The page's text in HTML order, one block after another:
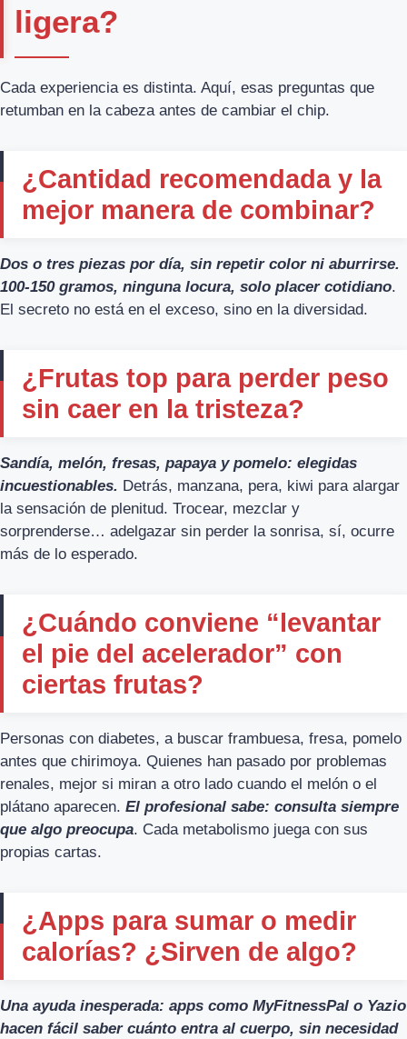
ligera?
Cada experiencia es distinta. Aquí, esas preguntas que
retumban en la cabeza antes de cambiar el chip.
¿Cantidad recomendada y la
mejor manera de combinar?
Dos o tres piezas por día, sin repetir color ni aburrirse.
100-150 gramos, ninguna locura, solo placer cotidiano.
El secreto no está en el exceso, sino en la diversidad.
¿Frutas top para perder peso
sin caer en la tristeza?
Sandía, melón, fresas, papaya y pomelo: elegidas
incuestionables. Detrás, manzana, pera, kiwi para alargar
la sensación de plenitud. Trocear, mezclar y
sorprenderse… adelgazar sin perder la sonrisa, sí, ocurre
más de lo esperado.
¿Cuándo conviene “levantar
el pie del acelerador” con
ciertas frutas?
Personas con diabetes, a buscar frambuesa, fresa, pomelo
antes que chirimoya. Quienes han pasado por problemas
renales, mejor si miran a otro lado cuando el melón o el
plátano aparecen. El profesional sabe: consulta siempre
que algo preocupa. Cada metabolismo juega con sus
propias cartas.
¿Apps para sumar o medir
calorías? ¿Sirven de algo?
Una ayuda inesperada: apps como MyFitnessPal o Yazio
hacen fácil saber cuánto entra al cuerpo, sin necesidad